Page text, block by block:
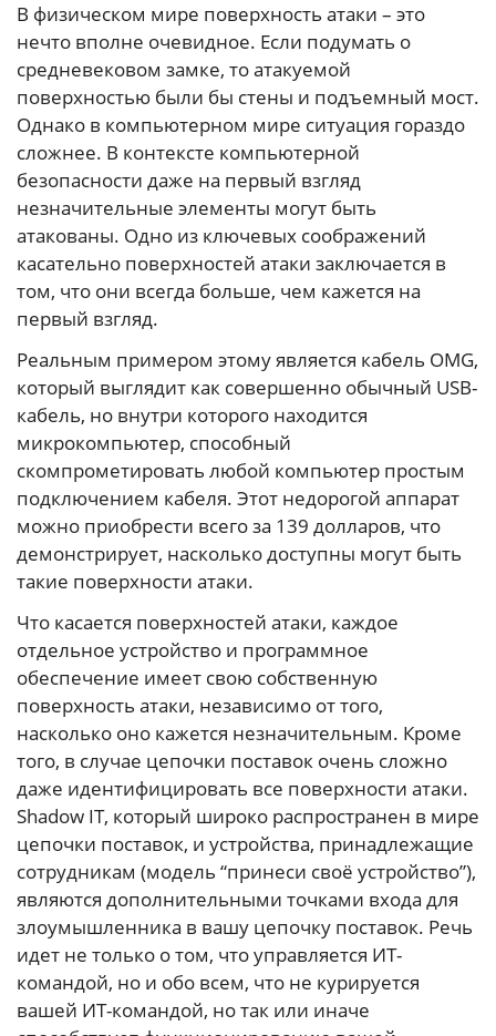
В физическом мире поверхность атаки – это
нечто вполне очевидное. Если подумать о
средневековом замке, то атакуемой
поверхностью были бы стены и подъемный мост.
Однако в компьютерном мире ситуация гораздо
сложнее. В контексте компьютерной
безопасности даже на первый взгляд
незначительные элементы могут быть
атакованы. Одно из ключевых соображений
касательно поверхностей атаки заключается в
том, что они всегда больше, чем кажется на
первый взгляд.
Реальным примером этому является кабель OMG,
который выглядит как совершенно обычный USB-
кабель, но внутри которого находится
микрокомпьютер, способный
скомпрометировать любой компьютер простым
подключением кабеля. Этот недорогой аппарат
можно приобрести всего за 139 долларов, что
демонстрирует, насколько доступны могут быть
такие поверхности атаки.
Что касается поверхностей атаки, каждое
отдельное устройство и программное
обеспечение имеет свою собственную
поверхность атаки, независимо от того,
насколько оно кажется незначительным. Кроме
того, в случае цепочки поставок очень сложно
даже идентифицировать все поверхности атаки.
Shadow IT, который широко распространен в мире
цепочки поставок, и устройства, принадлежащие
сотрудникам (модель “принеси своё устройство”),
являются дополнительными точками входа для
злоумышленника в вашу цепочку поставок. Речь
идет не только о том, что управляется ИТ-
командой, но и обо всем, что не курируется
вашей ИТ-командой, но так или иначе